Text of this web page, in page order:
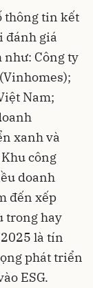
thông tin kết
đánh giá
như: Công ty
Nam;
xanh và
công
doanh
đến xếp
trong hay
là tín
phát triển
ESG.